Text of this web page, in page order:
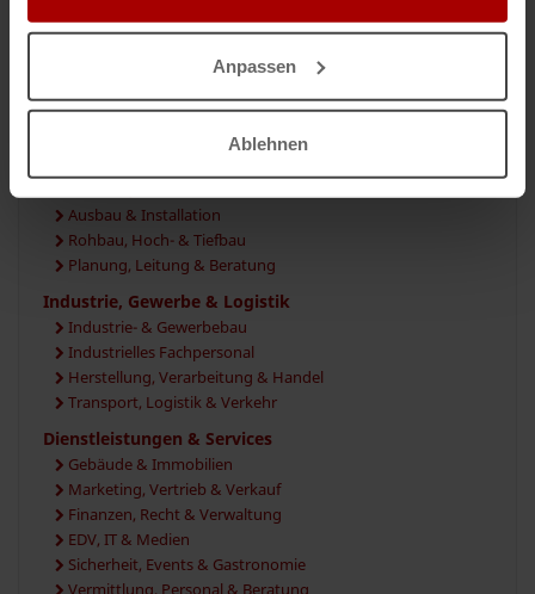
Anpassen
Ablehnen
Premium
Ausbau & Installation
Rohbau, Hoch- & Tiefbau
Planung, Leitung & Beratung
Industrie, Gewerbe & Logistik
Industrie- & Gewerbebau
Industrielles Fachpersonal
Herstellung, Verarbeitung & Handel
Transport, Logistik & Verkehr
Dienstleistungen & Services
Gebäude & Immobilien
Marketing, Vertrieb & Verkauf
Finanzen, Recht & Verwaltung
EDV, IT & Medien
Sicherheit, Events & Gastronomie
Vermittlung, Personal & Beratung